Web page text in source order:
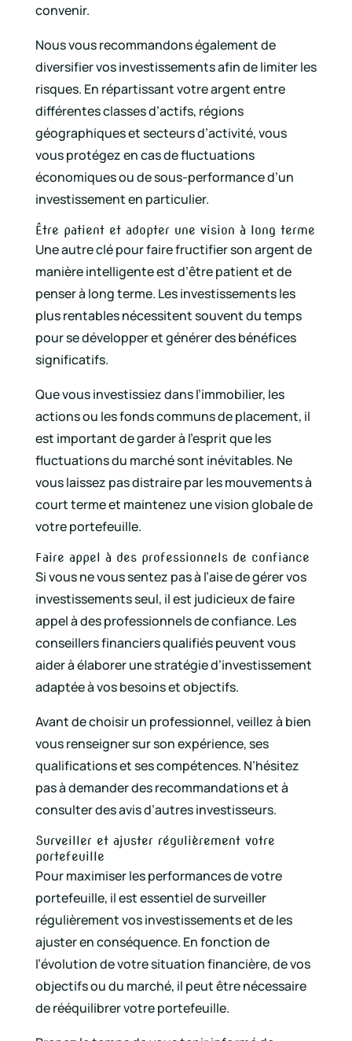
convenir.
Nous vous recommandons également de
diversifier vos investissements afin de limiter les
risques. En répartissant votre argent entre
différentes classes d’actifs, régions
géographiques et secteurs d’activité, vous
vous protégez en cas de fluctuations
économiques ou de sous-performance d’un
investissement en particulier.
Être patient et adopter une vision à long terme
Une autre clé pour faire fructifier son argent de
manière intelligente est d’être patient et de
penser à long terme. Les investissements les
plus rentables nécessitent souvent du temps
pour se développer et générer des bénéfices
significatifs.
Que vous investissiez dans l’immobilier, les
actions ou les fonds communs de placement, il
est important de garder à l’esprit que les
fluctuations du marché sont inévitables. Ne
vous laissez pas distraire par les mouvements à
court terme et maintenez une vision globale de
votre portefeuille.
Faire appel à des professionnels de confiance
Si vous ne vous sentez pas à l’aise de gérer vos
investissements seul, il est judicieux de faire
appel à des professionnels de confiance. Les
conseillers financiers qualifiés peuvent vous
aider à élaborer une stratégie d’investissement
adaptée à vos besoins et objectifs.
Avant de choisir un professionnel, veillez à bien
vous renseigner sur son expérience, ses
qualifications et ses compétences. N’hésitez
pas à demander des recommandations et à
consulter des avis d’autres investisseurs.
Surveiller et ajuster régulièrement votre
portefeuille
Pour maximiser les performances de votre
portefeuille, il est essentiel de surveiller
régulièrement vos investissements et de les
ajuster en conséquence. En fonction de
l’évolution de votre situation financière, de vos
objectifs ou du marché, il peut être nécessaire
de rééquilibrer votre portefeuille.